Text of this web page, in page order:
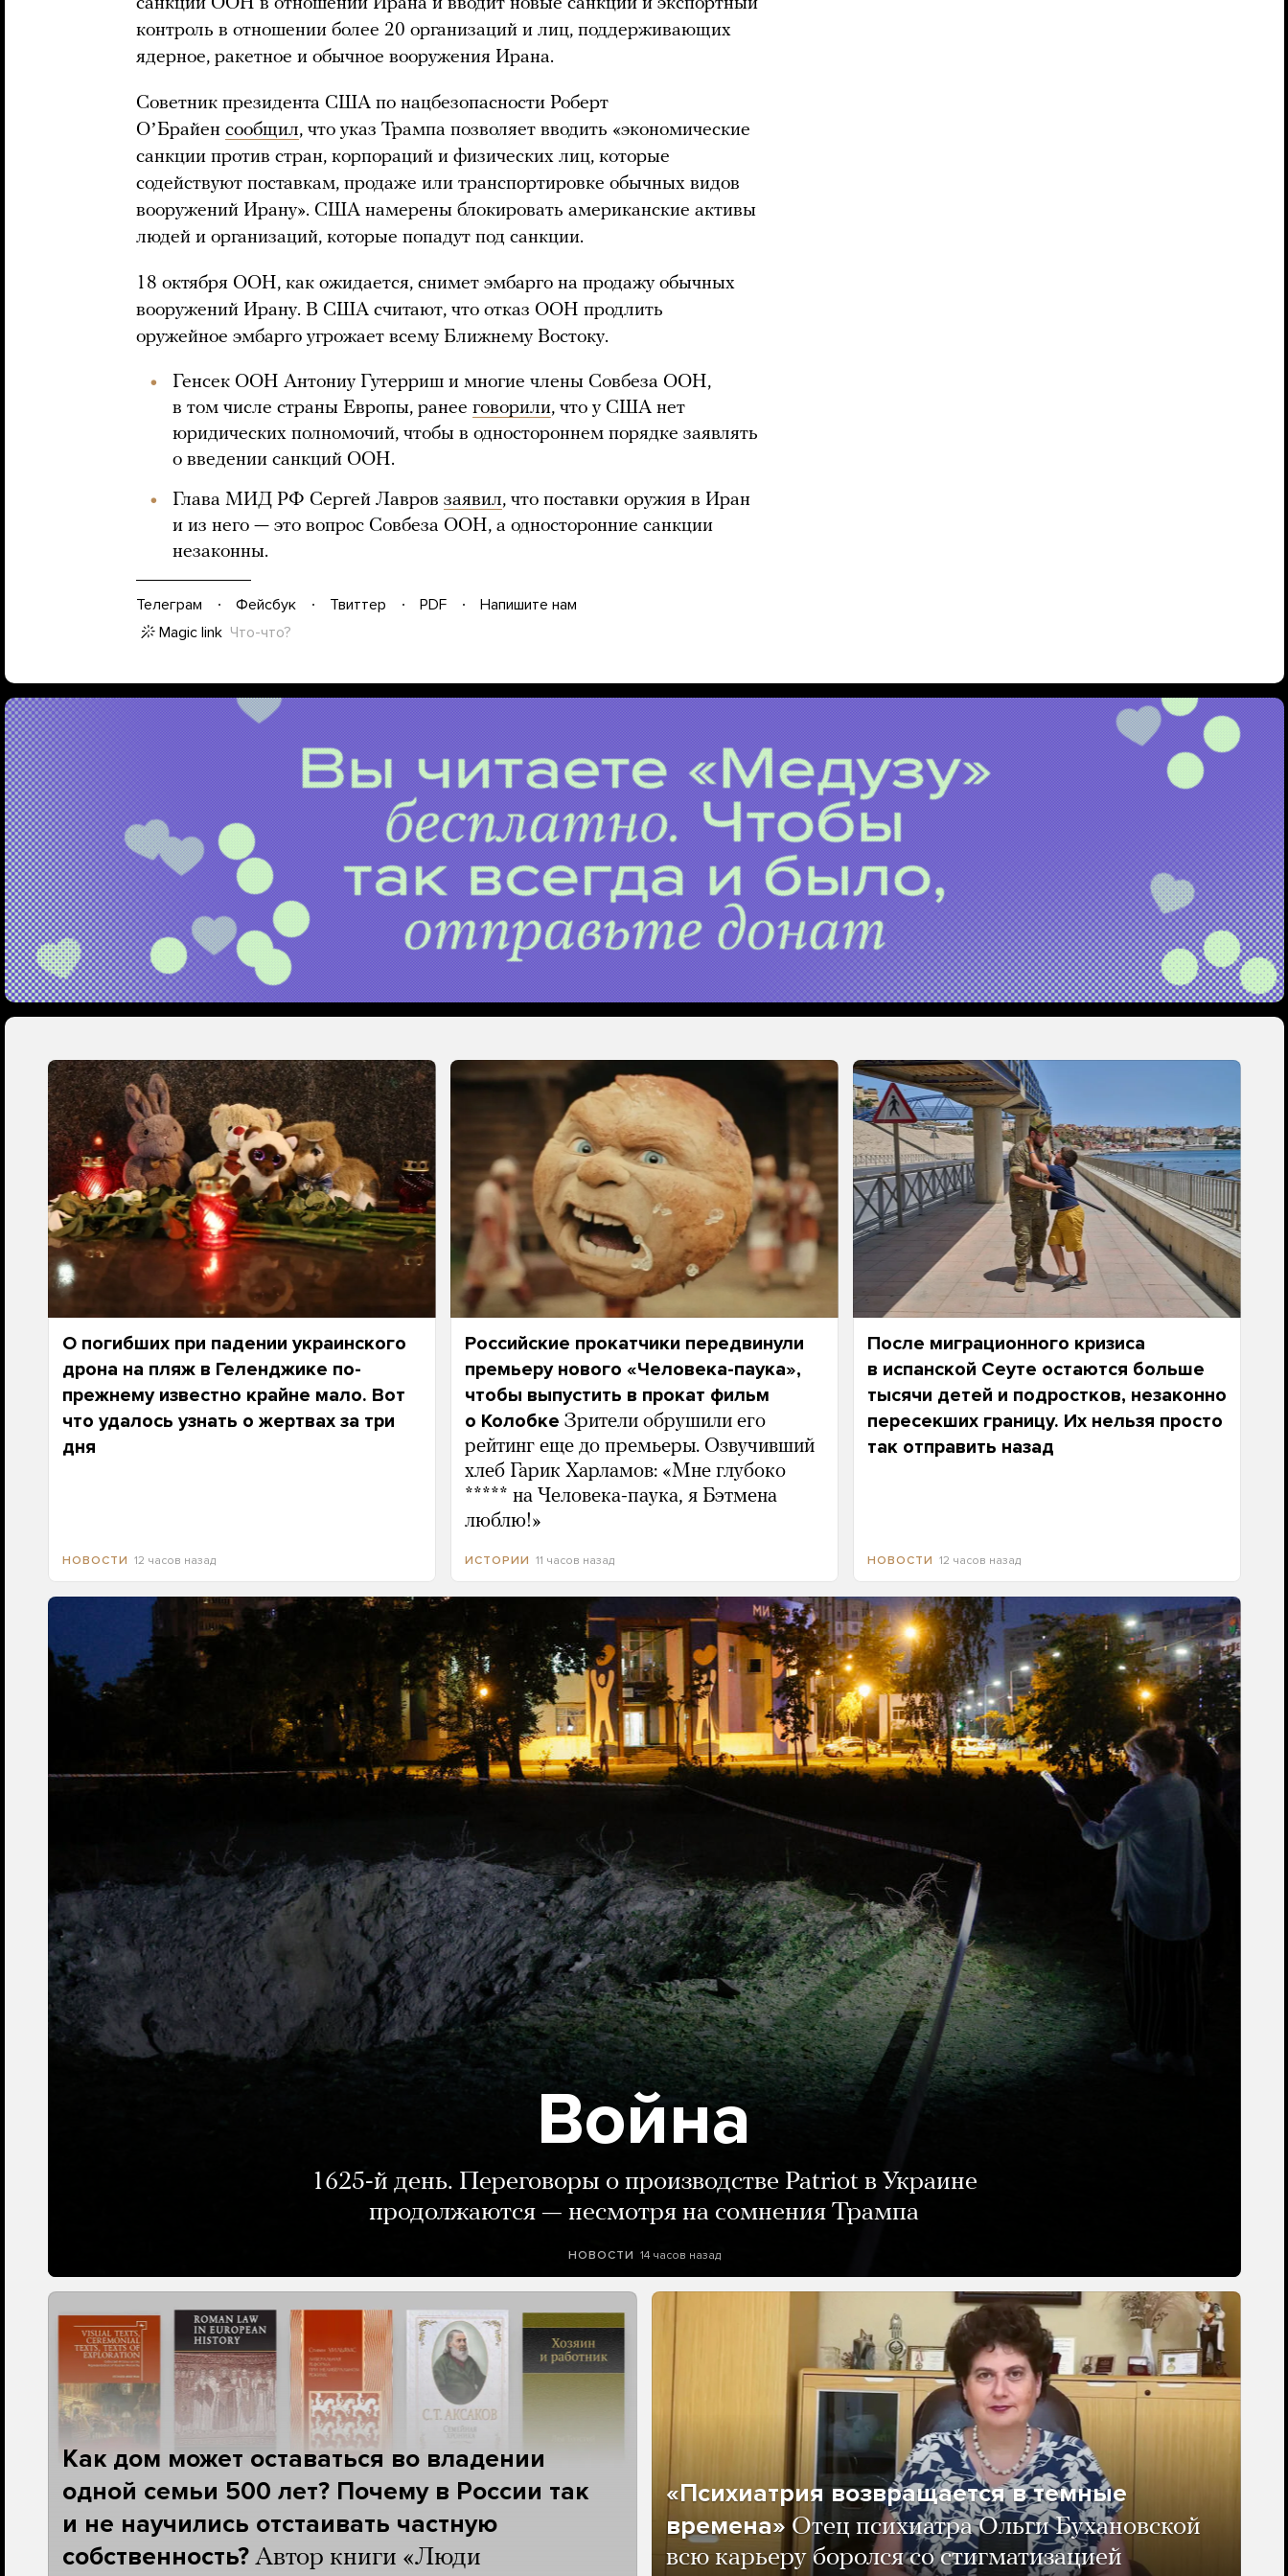
санкции ООН в отношении Ирана и вводит новые санкции и экспортный
контроль в отношении более 20 организаций и лиц, поддерживающих
ядерное, ракетное и обычное вооружения Ирана.
Советник президента США по нацбезопасности Роберт
ОʼБрайен сообщил, что указ Трампа позволяет вводить «экономические
санкции против стран, корпораций и физических лиц, которые
содействуют поставкам, продаже или транспортировке обычных видов
вооружений Ирану». США намерены блокировать американские активы
людей и организаций, которые попадут под санкции.
18 октября ООН, как ожидается, снимет эмбарго на продажу обычных
вооружений Ирану. В США считают, что отказ ООН продлить
оружейное эмбарго угрожает всему Ближнему Востоку.
Генсек ООН Антониу Гутерриш и многие члены Совбеза ООН,
в том числе страны Европы, ранее говорили, что у США нет
юридических полномочий, чтобы в одностороннем порядке заявлять
о введении санкций ООН.
Глава МИД РФ Сергей Лавров заявил, что поставки оружия в Иран
и из него — это вопрос Совбеза ООН, а односторонние санкции
незаконны.
Телеграм Фейсбук Твиттер PDF
Напишите нам
Magic link Что-что?
О погибших при падении украинского
дрона на пляж в Геленджике по-
прежнему известно крайне мало. Вот
что удалось узнать о жертвах за три
дня
НОВОСТИ 12 часов назад
Российские прокатчики передвинули
премьеру нового «Человека-паука»,
чтобы выпустить в прокат фильм
о Колобке Зрители обрушили его
рейтинг еще до премьеры. Озвучивший
хлеб Гарик Харламов: «Мне глубоко
***** на Человека-паука, я Бэтмена
люблю!»
ИСТОРИИ 11 часов назад
После миграционного кризиса
в испанской Сеуте остаются больше
тысячи детей и подростков, незаконно
пересекших границу. Их нельзя просто
так отправить назад
НОВОСТИ 12 часов назад
Война
1625-й день. Переговоры о производстве Patriot в Украине
продолжаются — несмотря на сомнения Трампа
НОВОСТИ 14 часов назад
Как дом может оставаться во владении
одной семьи 500 лет? Почему в России так
и не научились отстаивать частную
собственность? Автор книги «Люди
«Психиатрия возвращается в темные
времена» Отец психиатра Ольги Бухановской
всю карьеру боролся со стигматизацией